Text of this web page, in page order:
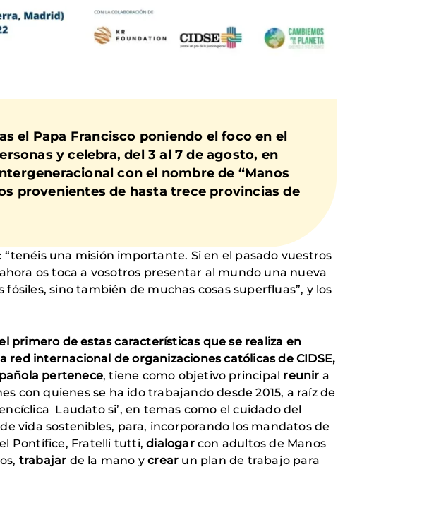
el Papa Francisco poniendo el foco en el
y celebra, del 3 al 7 de agosto, en
con el nombre de “Manos
provenientes de hasta trece provincias de
una misión importante. Si en el pasado vuestros
os toca a vosotros presentar al mundo una nueva
sino también de muchas cosas superfluas”, y los
primero de estas características que se realiza en
red internacional de organizaciones católicas de CIDSE,
pertenece, tiene como objetivo principal reunir a
con quienes se ha ido trabajando desde 2015, a raíz de
Laudato si’, en temas como el cuidado del
vida sostenibles, para, incorporando los mandatos de
Pontífice, Fratelli tutti,dialogarcon adultos de Manos
trabajar de la mano ycrear un plan de trabajo para